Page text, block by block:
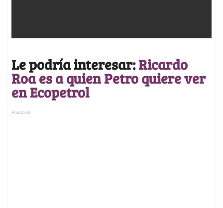
Le podría interesar:Ricardo
Roa es a quien Petro quiere ver
en Ecopetrol
Anuncios.